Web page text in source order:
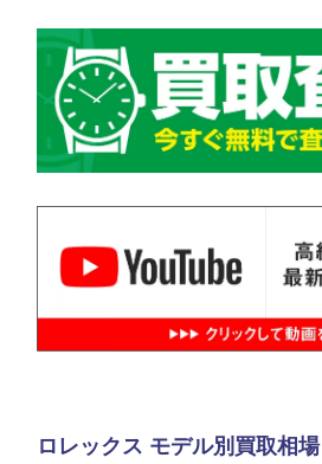
ロレックス モデル別買取相場